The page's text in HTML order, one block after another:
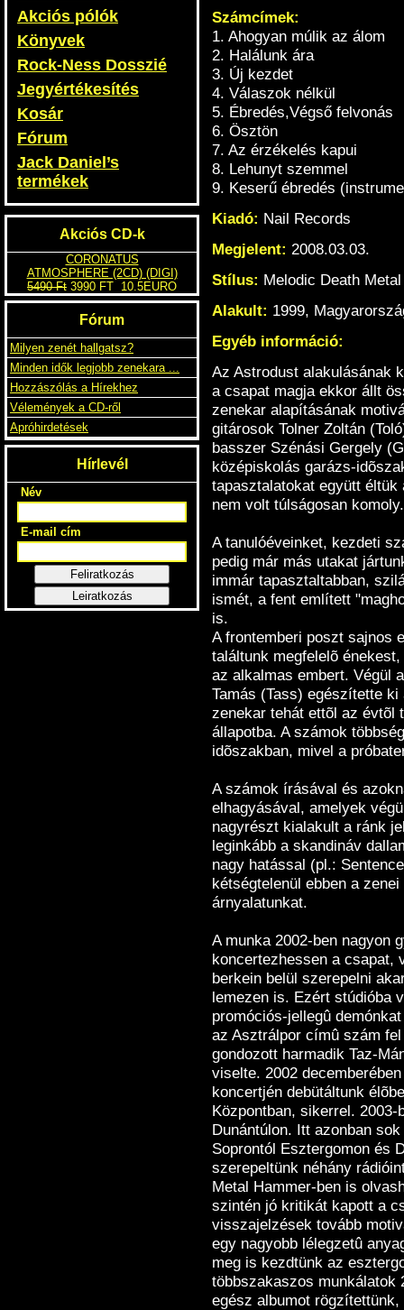
Akciós pólók
Könyvek
Rock-Ness Dosszié
Jegyértékesítés
Kosár
Fórum
Jack Daniel’s
termékek
Akciós CD-k
CORONATUS
ATMOSPHERE (2CD) (DIGI)
5490 Ft 3990 FT 10.5EURO
Fórum
Milyen zenét hallgatsz?
Minden idők legjobb zenekara ...
Vélemények a CD-ről
Apróhirdetések
Név
Számcímek:
1. Ahogyan múlik az álom
2. Halálunk ára
3. Új kezdet
4. Válaszok nélkül
5. Ébredés,Végső felvonás
6. Ösztön
7. Az érzékelés kapui
8. Lehunyt szemmel
9. Keserű ébredés
Kiadó: Nail Records
Megjelent: 2008.03.03.
Stílus: Melodic Death Metal
Alakult: 1999,
Egyéb információ:
Az Astrodust alakulásának
a csapat magja ekkor állt
zenekar alapításának
gitárosok Tolner Zoltán
basszer Szénási Gergely
középiskolás garázs-
tapasztalatokat együtt
nem volt túlságosan komoly.
A tanulóéveinket, kezdeti
pedig már más utakat
immár tapasztaltabban,
ismét, a fent említett
is.
A frontemberi poszt sajnos
találtunk megfelelõ
az alkalmas embert. Végül
Tamás (Tass) egészítette
zenekar tehát ettõl az évtõl
állapotba. A számok
idõszakban, mivel a
A számok írásával és
elhagyásával, amelyek
nagyrészt kialakult a ránk
leginkább a skandináv
nagy hatással (pl.:
kétségtelenül ebben a
árnyalatunkat.
A munka 2002-ben nagyon
koncertezhessen a csapat,
berkein belül szerepelni
lemezen is. Ezért stúdióba
promóciós-jellegû
az Asztrálpor címû szám
gondozott harmadik Taz-
viselte. 2002
koncertjén debütáltunk
Központban, sikerrel.
Dunántúlon. Itt azonban
Soprontól Esztergomon és
szerepeltünk néhány
Metal Hammer-ben is
szintén jó kritikát kapott a
visszajelzések tovább
egy nagyobb lélegzetû
meg is kezdtünk az
többszakaszos munkálatok
egész albumot